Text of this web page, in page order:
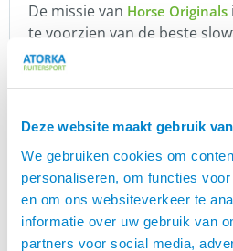
Deze website maakt gebruik
We gebruiken cookies om
personaliseren, om functies
en om ons websiteverkeer te
informatie over uw gebruik van
partners voor social media,
De missie van Horse Originals
te voorzien van de beste
bijdragen aan een verbeterd
welzijn van paarden is
producten kunnen bijdragen
produceren en leveren
kwaliteitseisen en zijn veilig
Voeding, met name ruwvoer,
belangrijkste elementen van